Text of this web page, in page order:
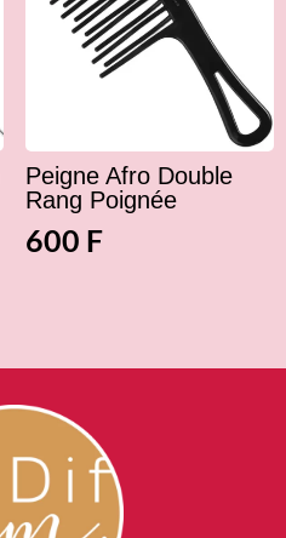
Peigne Afro Double
Rang Poignée
600 F